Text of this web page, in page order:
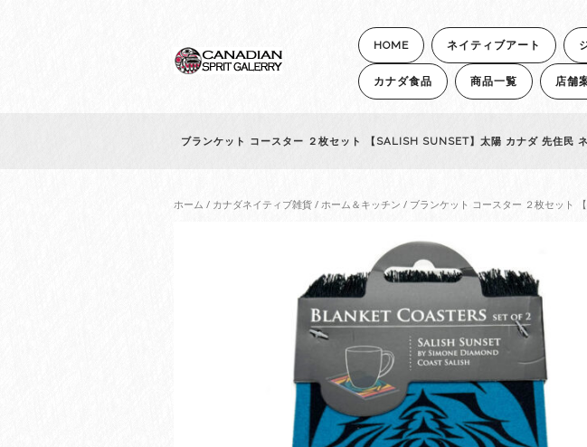
HOME ネイティブアート
カナダ食品 商品一覧 店舗
ブランケット コースター ２枚セット 【SALISH SUNSET】太陽 カナダ 先住民
ホーム / カナダネイティブ雑貨 / ホーム＆キッチン / ブランケット コースター ２枚セット